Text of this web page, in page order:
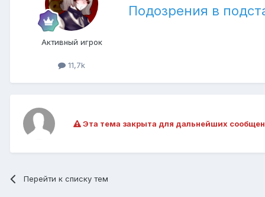
Активный игрок
11,7k
Подозрения в
Эта тема закрыта для дальнейших
Перейти к списку тем